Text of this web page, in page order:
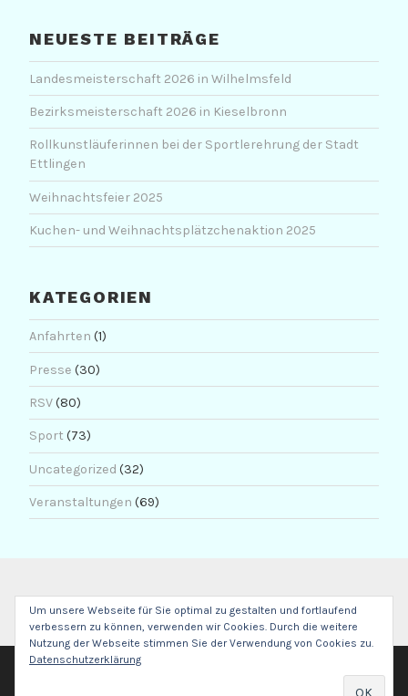
NEUESTE BEITRÄGE
Landesmeisterschaft 2026 in Wilhelmsfeld
Bezirksmeisterschaft 2026 in Kieselbronn
Rollkunstläuferinnen bei der Sportlerehrung der Stadt
Ettlingen
Weihnachtsfeier 2025
Kuchen- und Weihnachtsplätzchenaktion 2025
KATEGORIEN
Anfahrten (1)
Presse (30)
RSV(80)
Sport (73)
Uncategorized (32)
Veranstaltungen (69)
Um unsere Webseite für Sie optimal zu gestalten und fortlaufend
verbessern zu können, verwenden wir Cookies. Durch die weitere
Nutzung der Webseite stimmen Sie der Verwendung von Cookies zu.
Datenschutzerklärung